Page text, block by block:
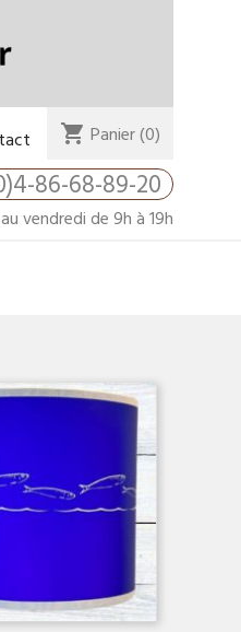
shopping_cart Panier(0)
86-68-89-20
vendredi de 9h à 19h